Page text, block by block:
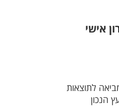
אישי
לתוצאות
הנכון